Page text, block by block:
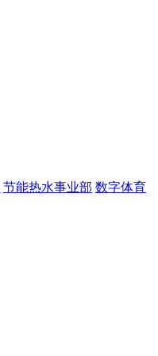
节能热水事业部 数字体育